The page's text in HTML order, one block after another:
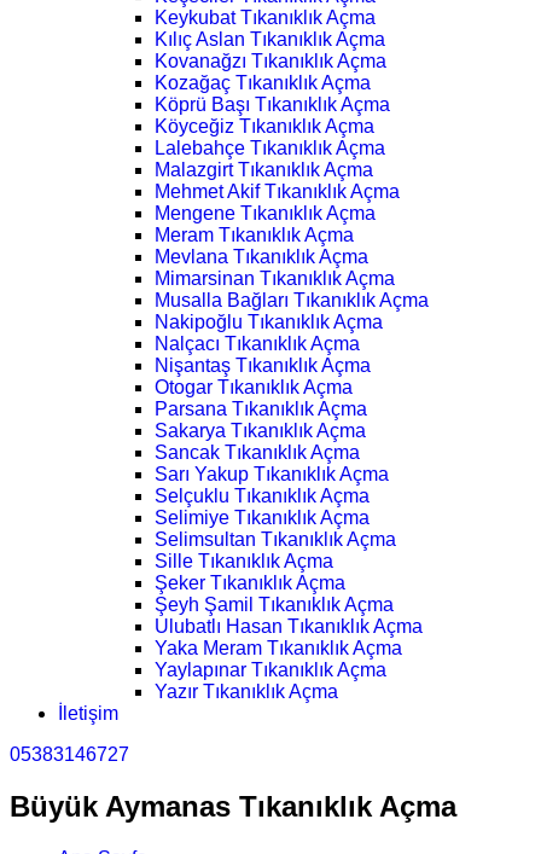
Keykubat Tıkanıklık Açma
Kılıç Aslan Tıkanıklık Açma
Kovanağzı Tıkanıklık Açma
Kozağaç Tıkanıklık Açma
Köprü Başı Tıkanıklık Açma
Köyceğiz Tıkanıklık Açma
Lalebahçe Tıkanıklık Açma
Malazgirt Tıkanıklık Açma
Mehmet Akif Tıkanıklık Açma
Mengene Tıkanıklık Açma
Meram Tıkanıklık Açma
Mevlana Tıkanıklık Açma
Mimarsinan Tıkanıklık Açma
Musalla Bağları Tıkanıklık Açma
Nakipoğlu Tıkanıklık Açma
Nalçacı Tıkanıklık Açma
Nişantaş Tıkanıklık Açma
Otogar Tıkanıklık Açma
Parsana Tıkanıklık Açma
Sakarya Tıkanıklık Açma
Sancak Tıkanıklık Açma
Sarı Yakup Tıkanıklık Açma
Selçuklu Tıkanıklık Açma
Selimiye Tıkanıklık Açma
Selimsultan Tıkanıklık Açma
Sille Tıkanıklık Açma
Şeker Tıkanıklık Açma
Şeyh Şamil Tıkanıklık Açma
Ulubatlı Hasan Tıkanıklık Açma
Yaka Meram Tıkanıklık Açma
Yaylapınar Tıkanıklık Açma
Yazır Tıkanıklık Açma
İletişim
05383146727
Büyük Aymanas Tıkanıklık Açma